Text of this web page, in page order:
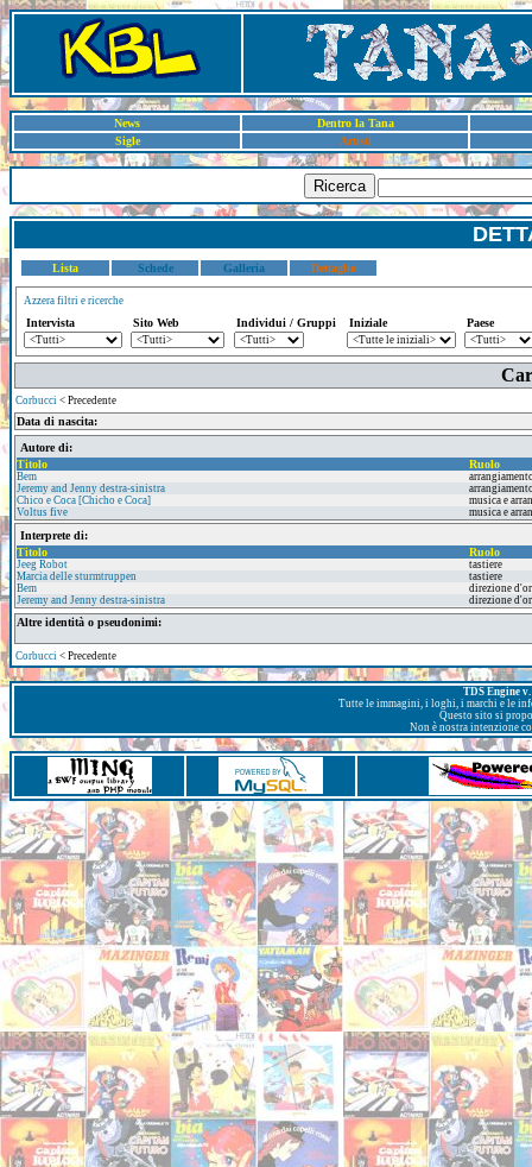
News
Dentro la Tana
Sigle
Artisti
Ricerca
Lista Schede Galleria Dettaglio
Azzera filtri e ricerche
Intervista Sito Web Individui / Gruppi Iniziale Paese
Corbucci < Precedente
Data di nascita:
Autore di:
Titolo
Ruolo
Bem
Jeremy and Jenny destra-sinistra
Chico e Coca [Chicho e Coca]
musica e
Voltus five
musica e
Interprete di:
Titolo
Ruolo
Jeeg Robot
tastiere
Marcia delle sturmtruppen
tastiere
Bem
direzione
Jeremy and Jenny destra-sinistra
direzione
Altre identità o pseudonimi:
Corbucci < Precedente
TDS Engine
Tutte le immagini, i loghi, i marchi e le
Questo sito si
Non è nostra intenzione